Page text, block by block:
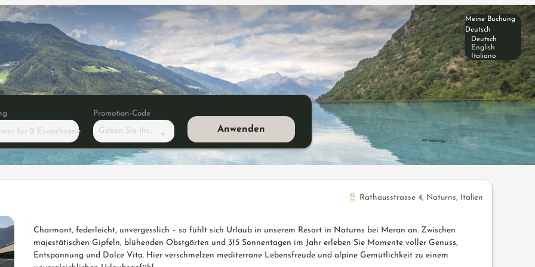
für 2 Erwachsene
Promotion-Code
Geben Sie Ihren Code ein Anwenden
Meine Buchung
Deutsch
Deutsch
English
Italiano
Suite" Rathausstrasse 4, Naturns, Italien
Charmant, federleicht, unvergesslich – so fühlt sich Urlaub in unserem Resort in Naturns bei Meran an. Zwischen
majestätischen Gipfeln, blühenden Obstgärten und 315 Sonnentagen im Jahr erleben Sie Momente voller Genuss,
Entspannung und Dolce Vita. Hier verschmelzen mediterrane Lebensfreude und alpine Gemütlichkeit zu einem